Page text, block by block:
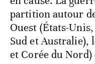
partition autour
Ouest (États-
Sud et Australie),
et Corée du